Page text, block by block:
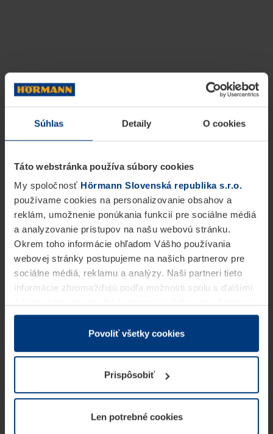
Súhlas Detaily O cookies
Táto webstránka používa súbory cookies
My spoločnosť Hörmann Slovenská republika s.r.o.
používame cookies na personalizovanie obsahov a
reklám, umožnenie ponúkania funkcií pre sociálne médiá
a analyzovanie prístupov na našu webovú stránku.
Okrem toho informácie ohľadom Vášho používania
webovej stránky postupujeme na našich partnerov pre
sociálne médiá, reklamu a analýzy. Naši partneri tieto
informácie zhromažďujú podľa možnosti spolu s ďalšími
v rámci Vášho využívania služieb.
Z právneho hľadiska môžeme cookies ukladať na Vašom
prevádzku tejto stránky. Pre všetky ostatné typy cookie
potrebujeme Vaše povolenie. Vaše povolenie môžete
kedykoľvek zmeniť alebo odvolať vo vysvetlení cookie
našej webovej stránky.
Povoliť všetky cookies
Prispôsobiť
Len potrebné cookies